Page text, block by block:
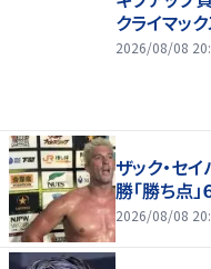
クライマッ
2026/08/08
ザック・セ
勝「勝ち点
2026/08/08